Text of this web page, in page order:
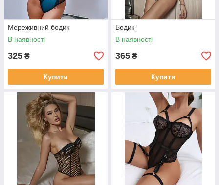
Мереживний бодик
В наявності
325 ₴
Купити
Бодик
В наявності
365 ₴
Купити